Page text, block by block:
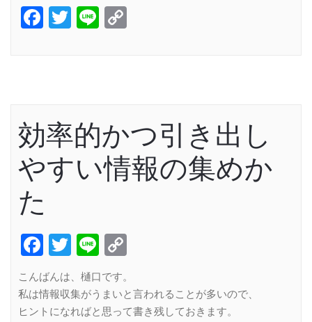
Facebook
Twitter
Line
効率的かつ引き出し
やすい情報の集めか
た
Facebook
Twitter
Line
こんばんは、樋口です。
私は情報収集がうまいと言われることが多いので、
ヒントになればと思って書き残しておきます。